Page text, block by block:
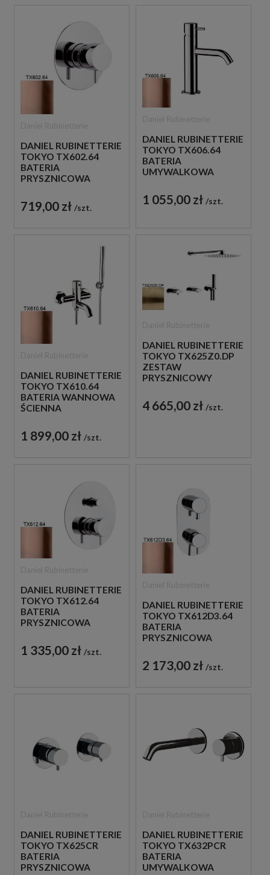
DANIEL RUBINETTERIE
TOKYO TX602.64
BATERIA
PRYSZNICOWA
JEDNOUCHWYTOWA
MIEDZIANA
719,00 zł szt.
DANIEL RUBINETTERIE
TOKYO TX606.64
BATERIA
UMYWALKOWA
JEDNOUCHWYTOWA
MIEDZIANA
1 055,00 zł szt.
DANIEL RUBINETTERIE
TOKYO TX610.64
BATERIA WANNOWA
ŚCIENNA
MIEDZIANA
1 899,00 zł szt.
DANIEL RUBINETTERIE
TOKYO TX625Z0.DP
ZESTAW
PRYSZNICOWY
SZCZOTKOWANE
4 665,00 zł szt.
DANIEL RUBINETTERIE
TOKYO TX612.64
BATERIA
PRYSZNICOWA
JEDNOUCHWYTOWA
MIEDZIANA
1 335,00 zł szt.
DANIEL RUBINETTERIE
TOKYO TX612D3.64
BATERIA
PRYSZNICOWA
JEDNOUCHWYTOWA
MIEDZIANA
2 173,00 zł szt.
DANIEL RUBINETTERIE
TOKYO TX625CR
BATERIA
PRYSZNICOWA
DANIEL RUBINETTERIE
TOKYO TX632PCR
BATERIA
UMYWALKOWA